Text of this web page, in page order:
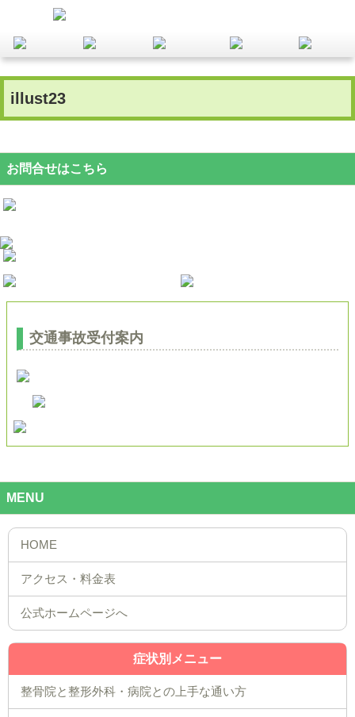
illust23
お問合せはこちら
交通事故受付案内
MENU
公式ホームページへ
症状別メニュー
整骨院と整形外科・病院との上手な通い方